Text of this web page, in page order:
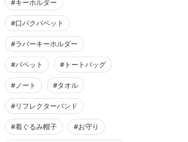
#キーホルダー
#口パクパペット
#ラバーキーホルダー
#パペット #トートバッグ
#ノート #タオル
#リフレクターバンド
#着ぐるみ帽子 #お守り